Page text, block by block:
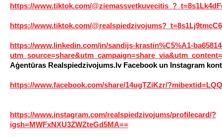
https://www.tiktok.com/
https://www.tiktok.com/
https://www.linkedin.com/in/sandijs-krastin%C5%A1-
Aģentūras Realspiedzivojums.lv Facebook un Instagram
https://www.facebook.com/share/14ugTZiKzr/
https://www.instagram.com/realspiedzivojums/profilecard/?
igsh=MWFxNXU3ZWZteGd5MA==